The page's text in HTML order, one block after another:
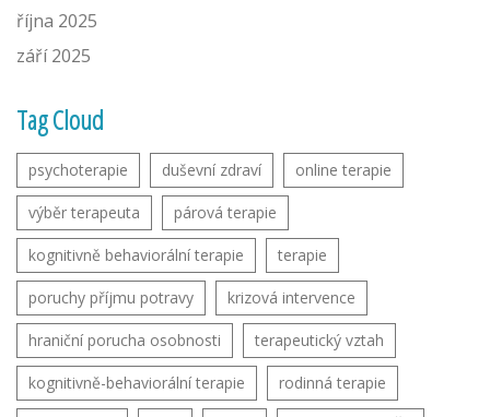
října 2025
září 2025
Tag Cloud
psychoterapie duševní zdraví online terapie
výběr terapeuta párová terapie
kognitivně behaviorální terapie terapie
poruchy příjmu potravy krizová intervence
hraniční porucha osobnosti terapeutický vztah
kognitivně-behaviorální terapie rodinná terapie